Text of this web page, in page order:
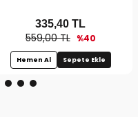
559,00 TL %40
335,40 TL
Hemen Al Sepete Ekle